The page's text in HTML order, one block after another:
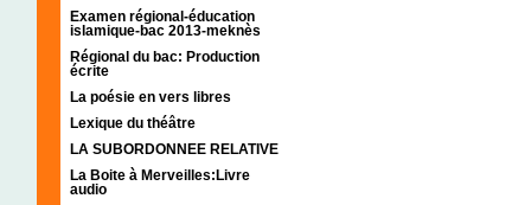
Examen régional-éducation
islamique-bac 2013-meknès
Régional du bac: Production
écrite
La poésie en vers libres
Lexique du théâtre
LA SUBORDONNEE RELATIVE
La Boite à Merveilles:Livre
audio